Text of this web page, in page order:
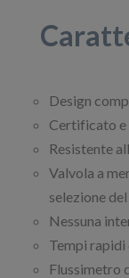
Design
Certificato
Resistente
Valvola a
selezione
Nessuna
Tempi rapidi
Flussimetro